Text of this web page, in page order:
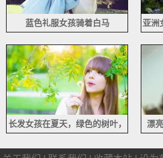
蓝色礼服女孩骑着白马
亚洲
长发女孩在夏天，绿色的树叶，
漂